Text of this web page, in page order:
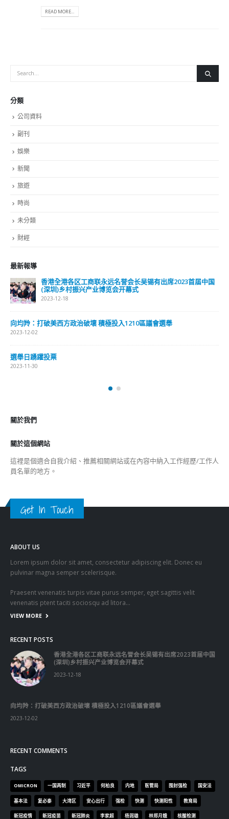
READ MORE...
分類
公司資料
副刊
娛樂
新聞
旅遊
時尚
未分類
財經
最新報導
香港全港各区工商联永远名誉会长吴锡有出席2023首届中国
(深圳)乡村振兴产业博览会开幕式
2023-12-18
向均羚：打破美西方政治破壞 積極投入1210區議會選舉
2023-12-02
選舉日踴躍投票
2023-11-30
關於我們
關於這個網站
這裡是個適合自我介紹、推薦相關網站或在內容中納入工作經歷/工作人
員名單的地方。
Get In Touch
ABOUT US
Lorem ipsum dolor sit amet, consectetur adipiscing elit. Donec eu
pulvinar magna semper scelerisque.
Praesent venenatis turpis vitae purus semper, eget sagittis velit
venenatis ptent taciti sociosqu ad litora…
VIEW MORE
RECENT POSTS
香港全港各区工商联永远名誉会长吴锡有出席2023首届中国
(深圳)乡村振兴产业博览会开幕式
2023-12-18
向均羚：打破美西方政治破壞 積極投入1210區議會選舉
2023-12-02
RECENT COMMENTS
TAGS
OMICRON 一国两制 习近平 何柏良 内地 医管局 围封强检 国安法
基本法 复必泰 大湾区 安心出行 强检 快测 快测阳性 教育局
新冠疫情 新冠疫苗 新冠肺炎 李家超 杨润雄 林郑月娥 核酸检测